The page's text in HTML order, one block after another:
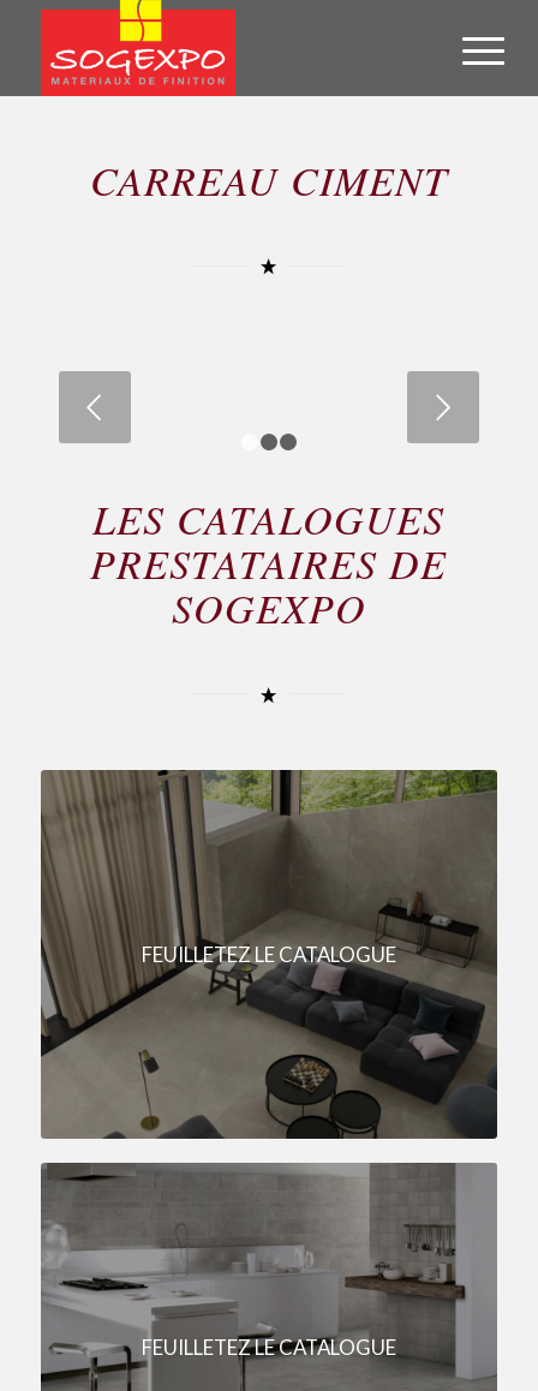
CARREAU CIMENT
LES CATALOGUES
PRESTATAIRES DE
SOGEXPO
FEUILLETEZ LE CATALOGUE
FEUILLETEZ LE CATALOGUE